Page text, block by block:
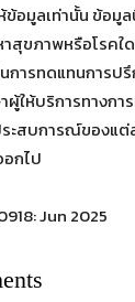
อมูลเท่านั้น ข้อมู
ขภาพหรือโรคใ
การทดแทนการป
ให้บริการทางกา
ะสบการณ์ของแ
กไป
Jun 2025